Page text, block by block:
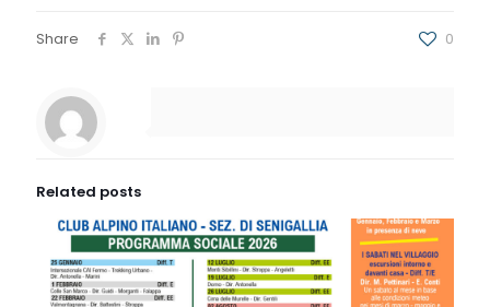
Share 0
Related posts